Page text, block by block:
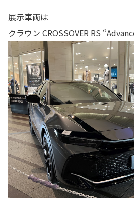
展示車両は
クラウン CROSSOVER RS